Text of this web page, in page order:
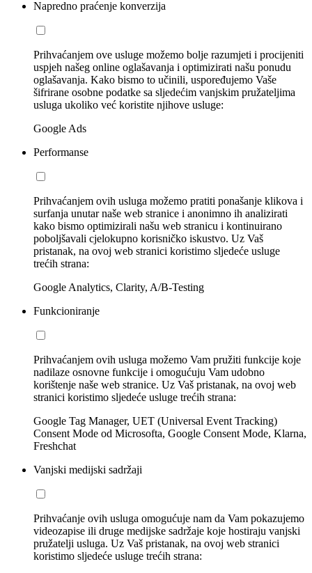
Napredno praćenje konverzija
Prihvaćanjem ove usluge možemo bolje razumjeti i procijeniti
uspjeh našeg online oglašavanja i optimizirati našu ponudu
oglašavanja. Kako bismo to učinili, uspoređujemo Vaše
šifrirane osobne podatke sa sljedećim vanjskim pružateljima
usluga ukoliko već koristite njihove usluge:
Google Ads
Performanse
Prihvaćanjem ovih usluga možemo pratiti ponašanje klikova i
surfanja unutar naše web stranice i anonimno ih analizirati
kako bismo optimizirali našu web stranicu i kontinuirano
poboljšavali cjelokupno korisničko iskustvo. Uz Vaš
pristanak, na ovoj web stranici koristimo sljedeće usluge
trećih strana:
Google Analytics, Clarity, A/B-Testing
Funkcioniranje
Prihvaćanjem ovih usluga možemo Vam pružiti funkcije koje
nadilaze osnovne funkcije i omogućuju Vam udobno
korištenje naše web stranice. Uz Vaš pristanak, na ovoj web
stranici koristimo sljedeće usluge trećih strana:
Google Tag Manager, UET (Universal Event Tracking)
Consent Mode od Microsofta, Google Consent Mode, Klarna,
Freshchat
Vanjski medijski sadržaji
Prihvaćanje ovih usluga omogućuje nam da Vam pokazujemo
videozapise ili druge medijske sadržaje koje hostiraju vanjski
pružatelji usluga. Uz Vaš pristanak, na ovoj web stranici
koristimo sljedeće usluge trećih strana: